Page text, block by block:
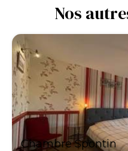
Nos
Chambre Spontin